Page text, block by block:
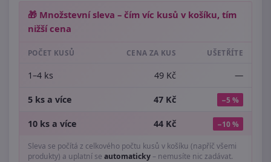
🎁 Množstevní sleva – čím víc kusů v košíku, tím
nižší cena
POČET KUSŮ CENA ZA KUS UŠETŘÍTE
1–4 ks 49 Kč —
5 ks a více 47 Kč −5 %
10 ks a více 44 Kč −10 %
Sleva se počítá z celkového počtu kusů v košíku (napříč všemi
produkty) a uplatní se automaticky– nemusíte nic zadávat.